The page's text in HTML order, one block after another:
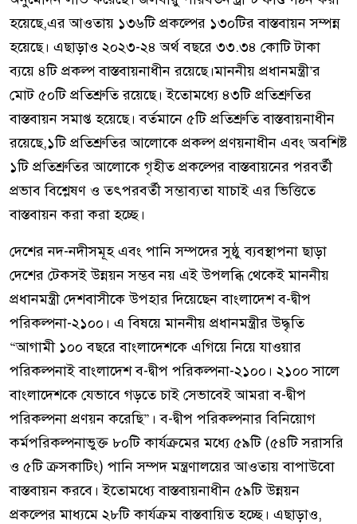
হয়েছে,এর আওতায় ১৩৬টি প্রকল্পের ১৩০টির বাস্তবায়ন সম্পন্ন
হয়েছে। এছাড়াও ২০২৩-২৪ অর্থ বছরে ৩৩.৩৪ কোটি টাকা
ব্যয়ে ৪টি প্রকল্প বাস্তবায়নাধীন রয়েছে।মাননীয় প্রধানমন্ত্রী’র
মোট ৫০টি প্রতিশ্রুতি রয়েছে। ইতোমধ্যে ৪৩টি প্রতিশ্রুতির
বাস্তবায়ন সমাপ্ত হয়েছে। বর্তমানে ৫টি প্রতিশ্রুতি বাস্তবায়নাধীন
রয়েছে,১টি প্রতিশ্রুতির আলোকে প্রকল্প প্রণয়নাধীন এবং অবশিষ্ট
১টি প্রতিশ্রুতির আলোকে গৃহীত প্রকল্পের বাস্তবায়নের পরবর্তী
প্রভাব বিশ্লেষণ ও তৎপরবর্তী সম্ভাব্যতা যাচাই এর ভিত্তিতে
বাস্তবায়ন করা করা হচ্ছে।
দেশের নদ-নদীসমূহ এবং পানি সম্পদের সুষ্ঠু ব্যবস্থাপনা ছাড়া
দেশের টেকসই উন্নয়ন সম্ভব নয় এই উপলব্ধি থেকেই মাননীয়
প্রধানমন্ত্রী দেশবাসীকে উপহার দিয়েছেন বাংলাদেশ ব-দ্বীপ
পরিকল্পনা-২১০০। এ বিষয়ে মাননীয় প্রধানমন্ত্রীর উদ্ধৃতি
“আগামী ১০০ বছরে বাংলাদেশকে এগিয়ে নিয়ে যাওয়ার
পরিকল্পনাই বাংলাদেশ ব-দ্বীপ পরিকল্পনা-২১০০। ২১০০ সালে
বাংলাদেশকে যেভাবে গড়তে চাই সেভাবেই আমরা ব-দ্বীপ
পরিকল্পনা প্রণয়ন করেছি”। ব-দ্বীপ পরিকল্পনার বিনিয়োগ
কর্মপরিকল্পনাভুক্ত ৮০টি কার্যক্রমের মধ্যে ৫৯টি (৫৪টি সরাসরি
ও ৫টি ক্রসকাটিং) পানি সম্পদ মন্ত্রণালয়ের আওতায় বাপাউবো
বাস্তবায়ন করবে। ইতোমধ্যে বাস্তবায়নাধীন ৫৯টি উন্নয়ন
প্রকল্পের মাধ্যমে ২৮টি কার্যক্রম বাস্তবায়িত হচ্ছে। এছাড়াও,